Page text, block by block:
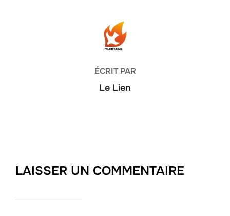
AUTEUR DE LA PUBLICATION
ÉCRIT PAR
Le Lien
LAISSER UN COMMENTAIRE